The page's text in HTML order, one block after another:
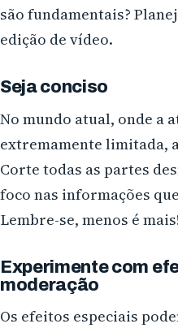
são fundamentais?
edição de vídeo.
Seja conciso
No mundo atual, onde a
extremamente limitada,
Corte todas as partes
foco nas informações
Lembre-se, menos é
Experimente com
moderação
Os efeitos especiais